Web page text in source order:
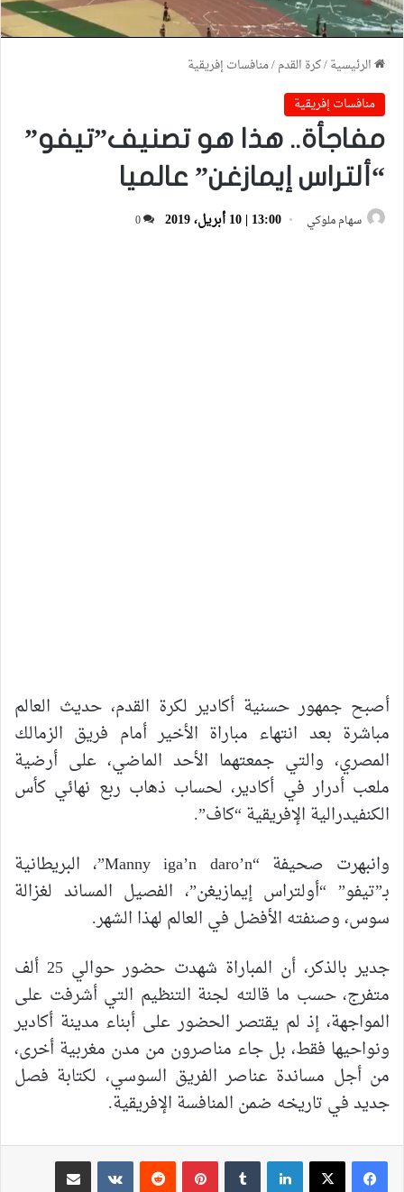
الرئيسية/كرة القدم/منافسات إفريقية
منافسات إفريقية
مفاجأة.. هذا هو تصنيف”تيفو”
“ألتراس إيمازغن” عالميا
سهام ملوكي 13:00 | 10 أبريل، 2019 0
أصبح جمهور حسنية أكادير لكرة القدم، حديث العالم
مباشرة بعد انتهاء مباراة الأخير أمام فريق الزمالك
المصري، والتي جمعتهما الأحد الماضي، على أرضية
ملعب أدرار في أكادير، لحساب ذهاب ربع نهائي كأس
الكنفيدرالية الإفريقية “كاف”.
وانبهرت صحيفة “Manny iga’n daro’n”، البريطانية
بـ”تيفو” “أولتراس إيمازيغن”، الفصيل المساند لغزالة
سوس، وصنفته الأفضل في العالم لهذا الشهر.
جدير بالذكر، أن المباراة شهدت حضور حوالي 25 ألف
متفرج، حسب ما قالته لجنة التنظيم التي أشرفت على
المواجهة، إذ لم يقتصر الحضور على أبناء مدينة أكادير
ونواحيها فقط، بل جاء مناصرون من مدن مغربية أخرى،
من أجل مساندة عناصر الفريق السوسي، لكتابة فصل
جديد في تاريخه ضمن المنافسة الإفريقية.
لينكدإن بينتيريست
مشاركة عبر البريد